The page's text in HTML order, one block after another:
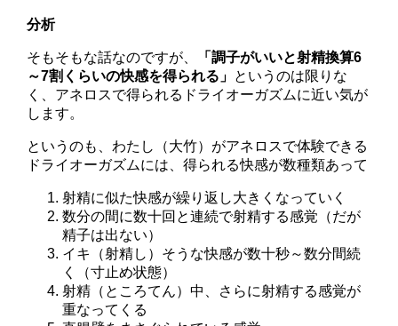
分析
そもそもな話なのですが、
「調子がいいと射精換算6
～7割くらいの快感を得られる」 というのは限りな
く、アネロスで得られるドライオーガズムに近い気が
します。
というのも、わたし（大竹）がアネロスで体験できる
ドライオーガズムには、得られる快感が数種類あって
射精に似た快感が繰り返し大きくなっていく
数分の間に数十回と連続で射精する感覚（だが
精子は出ない）
イキ（射精し）そうな快感が数十秒～数分間続
く（寸止め状態）
射精（ところてん）中、さらに射精する感覚が
重なってくる